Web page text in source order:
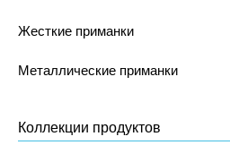
Жесткие приманки
Металлические приманки
Коллекции продуктов